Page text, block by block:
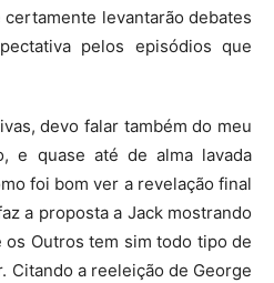
levantarão debates
pelos episódios que
devo falar também do meu
e quase até de alma lavada
foi bom ver a revelação final
a proposta a Jack mostrando
Outros tem sim todo tipo de
Citando a reeleição de George